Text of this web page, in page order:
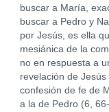
buscar a María,
buscar a Pedro y
por Jesús, es ella
mesiánica de la
no en respuesta a
revelación de
confesión de fe de
a la de Pedro (6,